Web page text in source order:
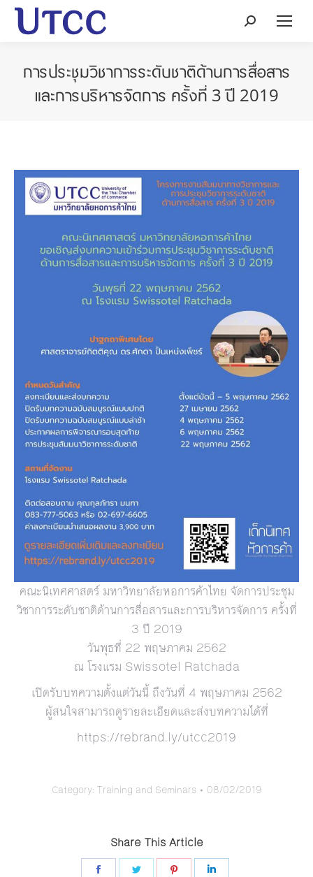
Search:
การประชุมวิชาการระดับชาติด้านการสื่อสาร
และการบริหารจัดการ ครั้งที่ 3 ปี 2019
คณะนิเทศศาสตร์ มหาวิทยาลัยหอการค้าไทย จัดการประชุม
วิชาการระดับชาติด้านการสื่อสารและการบริหารจัดการ ครั้งที่
3 ปี 2019
วันพุธที่ 22 พฤษภาคม 2562
ณ โรงแรม Swissotel Ratchada
เปิดรับบทความตั้งแต่วันนี้ถึงวันที่ 4 พฤษภาคม 2562
ผู้สนใจสามารถดูรายละเอียดและส่งบทความได้ที่
https://rebrand.ly/utcc2019
Category: Training and Seminars 08/02/2019
Share This Article
Share
Share
Share